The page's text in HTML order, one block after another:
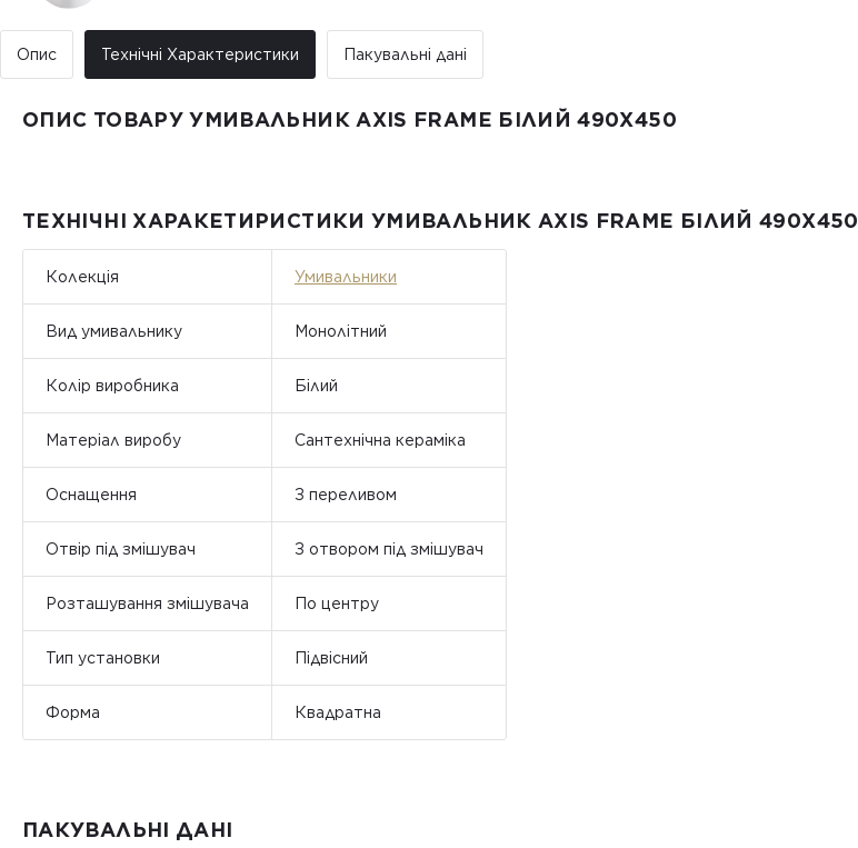
Опис Технічні Характеристики Пакувальні дані
ОПИС ТОВАРУ УМИВАЛЬНИК AXIS FRAME БІЛИЙ 490X450
ТЕХНІЧНІ ХАРАКЕТИРИСТИКИ УМИВАЛЬНИК AXIS FRAME БІЛИЙ 490X450
Колекція Умивальники
Вид умивальнику Монолітний
Колір виробника Білий
Матеріал виробу Сантехнічна кераміка
Оснащення З переливом
Отвір під змішувач З отвором під змішувач
Розташування змішувача По центру
Тип установки Підвісний
Форма Квадратна
ПАКУВАЛЬНІ ДАНІ